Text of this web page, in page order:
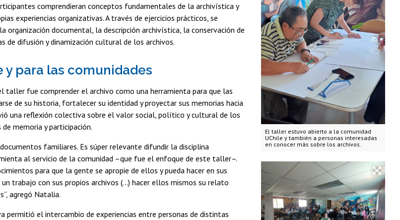
El taller estuvo abierto a la comunidad
UChile y también a personas interesadas
en conocer más sobre los archivos.
comprendieran conceptos fundamentales de la archivística y
experiencias organizativas. A través de ejercicios prácticos, se
organización documental, la descripción archivística, la conservación de
de difusión y dinamización cultural de los archivos.
y para las comunidades
taller fue comprender el archivo como una herramienta para que las
de su historia, fortalecer su identidad y proyectar sus memorias hacia
una reflexión colectiva sobre el valor social, político y cultural de los
memoria y participación.
familiares. Es súper relevante difundir la disciplina
al servicio de la comunidad –que fue el enfoque de este taller–.
para que la gente se apropie de ellos y pueda hacer en sus
un trabajo con sus propios archivos (...) hacer ellos mismos su relato
agregó Natalia.
permitió el intercambio de experiencias entre personas de distintas